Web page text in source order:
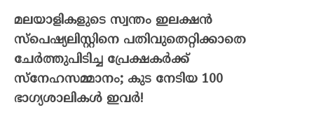
മലയാളികളുടെ സ്വന്തം ഇലക്ഷന്‍
സ്‌പെഷ്യലിസ്റ്റിനെ പതിവുതെറ്റിക്കാതെ
ചേര്‍ത്തുപിടിച്ച പ്രേക്ഷകര്‍ക്ക്
സ്‌നേഹസമ്മാനം; കുട നേടിയ 100
ഭാഗ്യശാലികള്‍ ഇവര്‍!